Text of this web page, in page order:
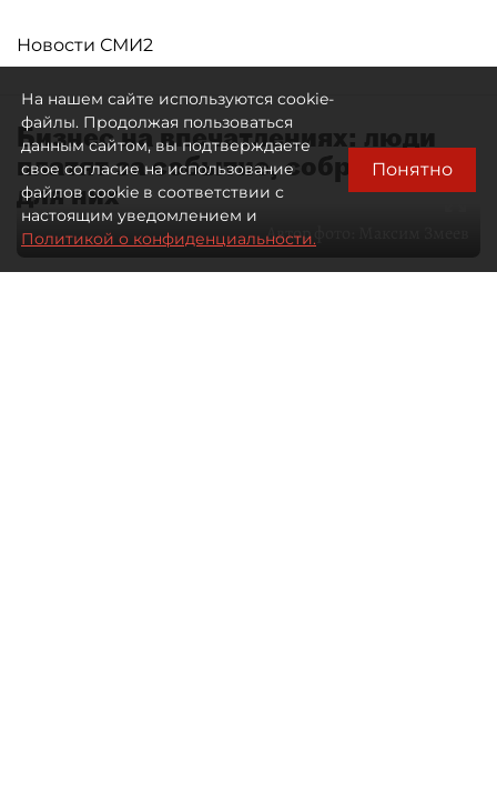
Новости СМИ2
Бизнес на впечатлениях: люди
платят за событие, собранное
для них
Автор фото:
На нашем сайте используются cookie-
файлы. Продолжая пользоваться
данным сайтом, вы подтверждаете
свое согласие на использование
файлов cookie в соответствии с
настоящим уведомлением и
Политикой о конфиденциальности.
Понятно